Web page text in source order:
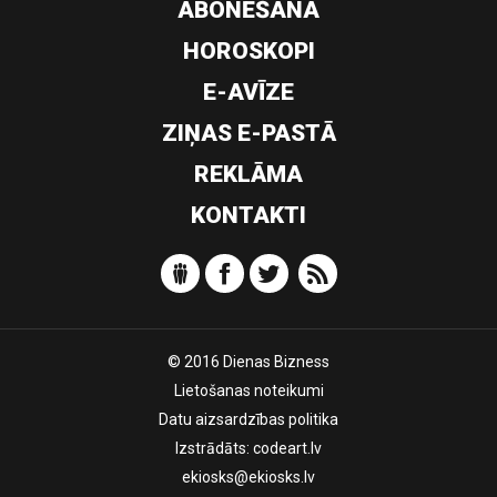
ABONĒŠANA
HOROSKOPI
E-AVĪZE
ZIŅAS E-PASTĀ
REKLĀMA
KONTAKTI
© 2016 Dienas Bizness
Lietošanas noteikumi
Datu aizsardzības politika
Izstrādāts: codeart.lv
ekiosks@ekiosks.lv